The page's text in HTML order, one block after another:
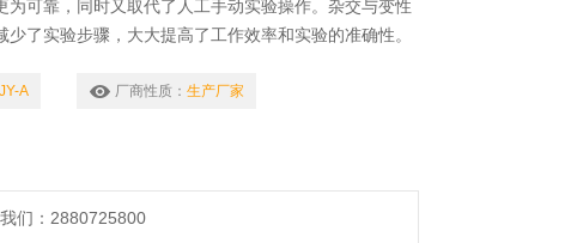
为可靠，同时又取代了人工手动实验操作。杂交与变性
少了实验步骤，大大提高了工作效率和实验的准确性。
A 厂商性质： 生产厂家
们：2880725800